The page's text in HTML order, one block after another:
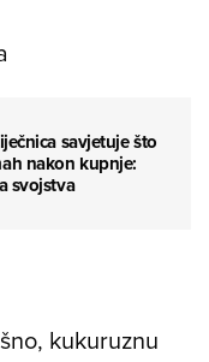
savjetuje što
nakon kupnje:
svojstva
kukuruznu